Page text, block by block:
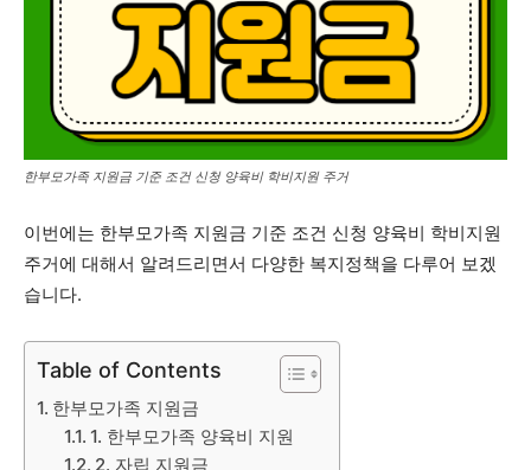
한부모가족 지원금 기준 조건 신청 양육비 학비지원 주거
이번에는 한부모가족 지원금 기준 조건 신청 양육비 학비지원
주거에 대해서 알려드리면서 다양한 복지정책을 다루어 보겠
습니다.
Table of Contents
한부모가족 지원금
1. 한부모가족 양육비 지원
2. 자립 지원금